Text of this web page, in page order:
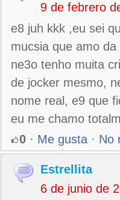
9 de febrero
e8 juh kkk ,eu sei
mucsia que amo
ne3o tenho muita
de jocker mesmo,
nome real, e9 que
eu me chamo
0 · Me gusta · No
Estrellita
6 de junio de